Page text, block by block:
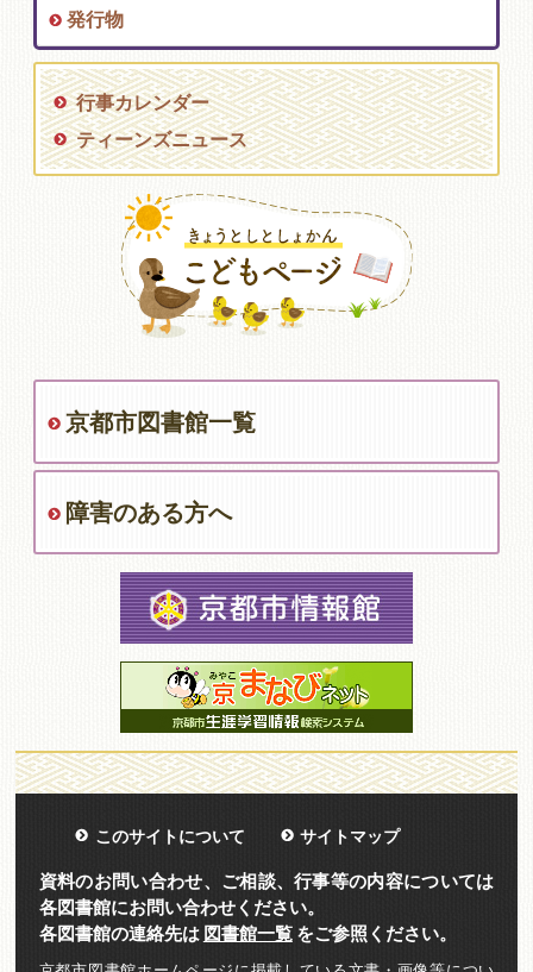
発行物
行事カレンダー
ティーンズニュース
京都市図書館一覧
障害のある方へ
このサイトについて サイトマップ
資料のお問い合わせ、ご相談、行事等の内容については
各図書館にお問い合わせください。
各図書館の連絡先は 図書館一覧をご参照ください。